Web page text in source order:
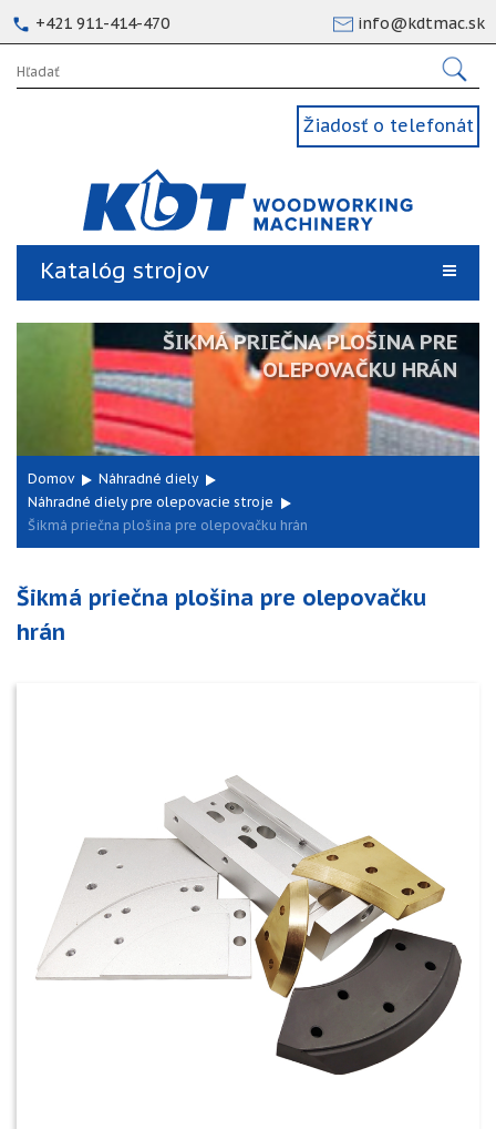
+421 911-414-470 info@kdtmac.sk
Žiadosť o telefonát
Katalóg strojov
ŠIKMÁ PRIEČNA PLOŠINA PRE
OLEPOVAČKU HRÁN
Domov
Náhradné diely
Náhradné diely pre olepovacie stroje
Šikmá priečna plošina pre olepovačku hrán
Šikmá priečna plošina pre olepovačku
hrán